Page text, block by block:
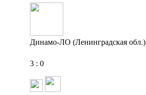
Динамо-ЛО (Ленинградская обл.)
3 : 0